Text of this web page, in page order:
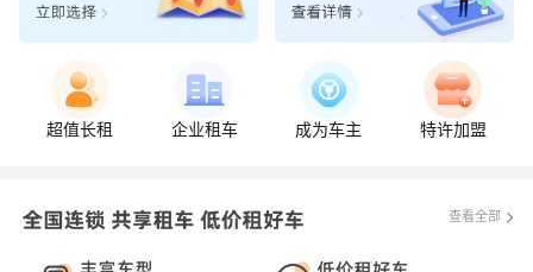
超值长租 企业租车 成为车主 特许加盟
查看全部